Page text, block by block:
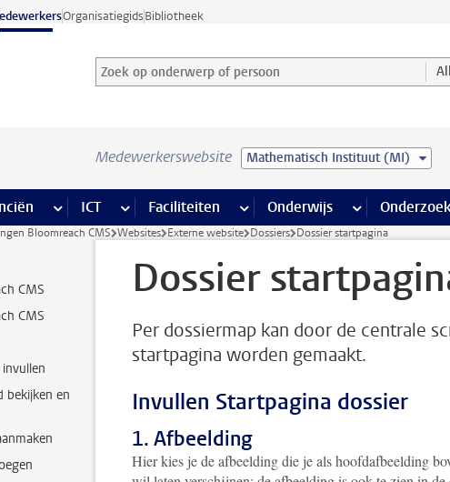
OrganisatiegidsBibliotheek
Zoek op onderwerp of persoon en selecteer categorie
Zoekterm
Medewerkerswebsite Mathematisch Instituut (MI)
meer Financiën pagina’s
ICT meer ICT pagina’s
Faciliteiten meer Faciliteiten pagina’s
Onderwijs meer
Bloomreach CMS Websites Externe website Dossiers Dossier startpagina
CMS
CMS
bekijken en
Dossier
Per dossiermap kan door de centrale
startpagina worden gemaakt.
Invullen Startpagina dossier
1. Afbeelding
Hier kies je de afbeelding die je als hoofdafbeelding